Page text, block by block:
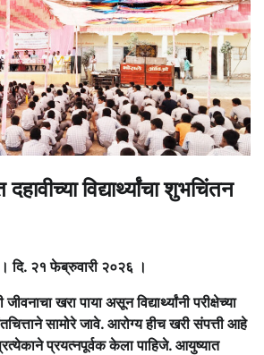
विद्यार्थ्यांचा शुभचिंतन
२१ फेब्रुवारी २०२६ ।
खरा पाया असून विद्यार्थ्यांनी परीक्षेच्या
सामोरे जावे. आरोग्य हीच खरी संपत्ती आहे
प्रयत्नपूर्वक केला पाहिजे. आयुष्यात